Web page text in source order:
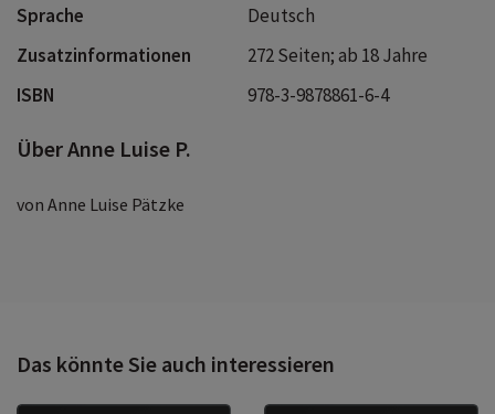
Sprache
Deutsch
Zusatzinformationen
272 Seiten; ab 18 Jahre
ISBN
978-3-9878861-6-4
Über Anne Luise P.
von Anne Luise Pätzke
Das könnte Sie auch interessieren